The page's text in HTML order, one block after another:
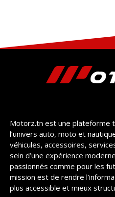
Motorz.tn est une plateforme
l’univers auto, moto et
véhicules, accessoires,
sein d’une expérience
passionnés comme pour les
mission est de rendre
plus accessible et mieux